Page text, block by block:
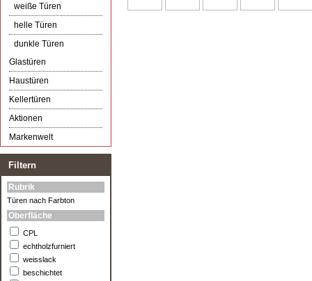
weiße Türen
helle Türen
dunkle Türen
Glastüren
Haustüren
Kellertüren
Aktionen
Markenwelt
Filtern
Rubrik
Türen nach Farbton
Oberfläche
CPL
echtholzfurniert
weisslack
beschichtet